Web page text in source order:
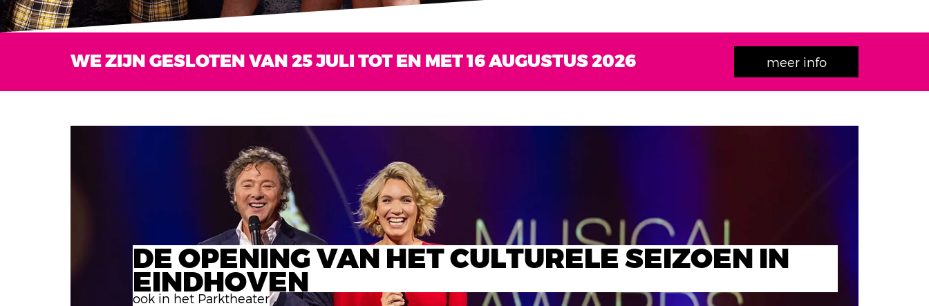
WE ZIJN GESLOTEN VAN 25 JULI TOT EN MET 16 AUGUSTUS 2026 meer info
DE OPENING VAN HET CULTURELE SEIZOEN IN
EINDHOVEN
ook in het Parktheater